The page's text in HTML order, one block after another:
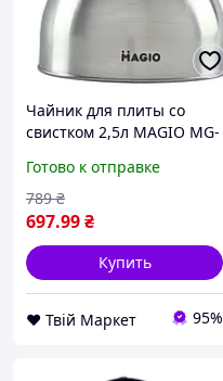
Чайник для плиты со
свистком 2,5л MAGIO MG-
Готово к отправке
697.99₴
789 ₴
Купить
❤️ Твій Маркет 95%